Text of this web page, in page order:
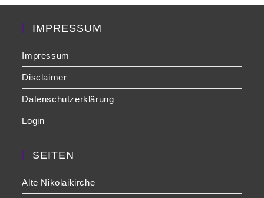
IMPRESSUM
Impressum
Disclaimer
Datenschutzerklärung
Login
SEITEN
Alte Nikolaikirche